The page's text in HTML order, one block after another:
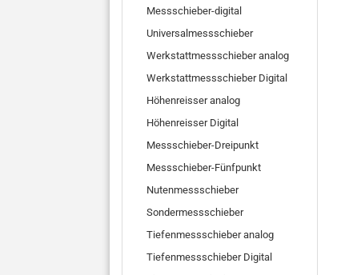
Messschieber-digital
Universalmessschieber
Werkstattmessschieber analog
Werkstattmessschieber Digital
Höhenreisser analog
Höhenreisser Digital
Messschieber-Dreipunkt
Messschieber-Fünfpunkt
Nutenmessschieber
Sondermessschieber
Tiefenmessschieber analog
Tiefenmessschieber Digital